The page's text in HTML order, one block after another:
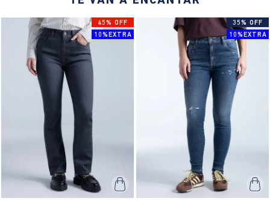
fácilmente con diferentes prendas.
45% OFF
10%EXTRA
35% OFF
10%EXTRA